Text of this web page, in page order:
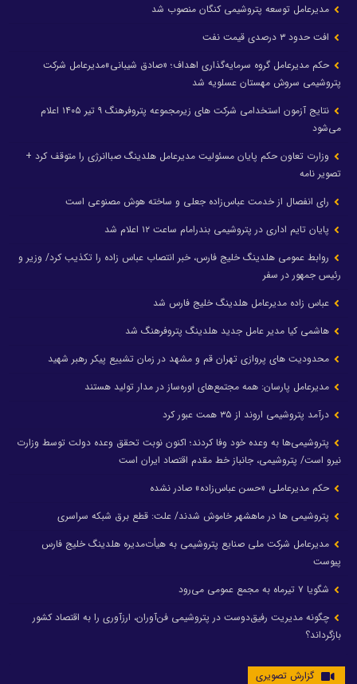
مدیرعامل توسعه پتروشیمی کنگان منصوب شد
افت حدود ۳ درصدی قیمت نفت
حکم مدیرعامل گروه سرمایه‌گذاری اهداف؛ «صادق شیبانی»مدیرعامل شرکت
پتروشیمی سروش مهستان عسلویه شد
نتایج آزمون استخدامی شرکت های زیرمجموعه پتروفرهنگ ۹ تیر ۱۴۰۵ اعلام
می‌شود
وزارت تعاون حکم پایان مسئولیت مدیرعامل هلدینگ صباانرژی را متوقف کرد +
تصویر نامه
رای انفصال از خدمت عباس‌زاده جعلی و ساخته هوش مصنوعی است
پایان تایم اداری در پتروشیمی بندرامام ساعت ۱۲ اعلام شد
روابط عمومی هلدینگ خلیج فارس، خبر انتصاب عباس زاده را تکذیب کرد/ وزیر و
رئیس جمهور در سفر
عباس زاده مدیرعامل هلدینگ خلیج فارس شد
هاشمی کیا مدیر عامل جدید هلدینگ پتروفرهنگ شد
محدودیت های پروازی تهران قم و مشهد در زمان تشییع پیکر رهبر شهید
مدیرعامل پارسان: همه مجتمع‌های اوره‌ساز در مدار تولید هستند
درآمد پتروشیمی اروند از ۳۵ همت عبور کرد
پتروشیمی‌ها به وعده خود وفا کردند؛ اکنون نوبت تحقق وعده دولت توسط وزارت
نیرو است/ پتروشیمی، جانباز خط مقدم اقتصاد ایران است
حکم مدیرعاملی «حسن عباس‌زاده» صادر نشده
پتروشیمی ها در ماهشهر خاموش شدند/ علت: قطع برق شبکه سراسری
مدیرعامل شرکت ملی صنایع پتروشیمی به هیأت‌مدیره هلدینگ خلیج فارس
پیوست
شگویا ۷ تیرماه به مجمع عمومی می‌رود
چگونه مدیریت رفیق‌دوست در پتروشیمی فن‌آوران، ارزآوری را به اقتصاد کشور
بازگرداند؟
گزارش تصویری